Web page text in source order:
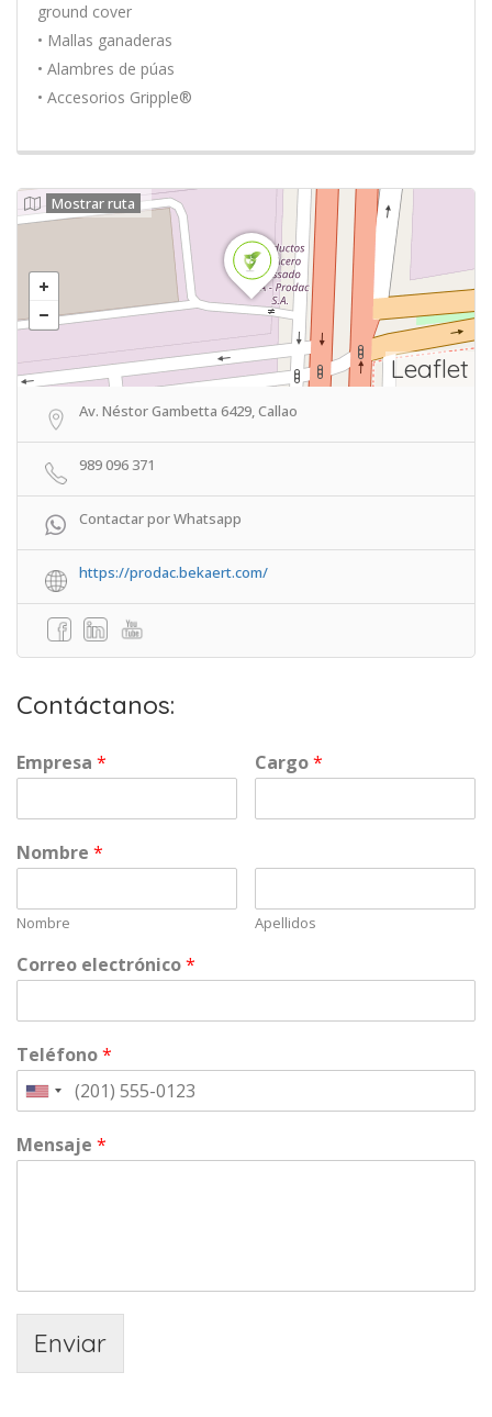
ground cover
• Mallas ganaderas
• Alambres de púas
• Accesorios Gripple®
Leaflet
Mostrar ruta
Av. Néstor Gambetta 6429, Callao
989 096 371
Contactar por Whatsapp
https://prodac.bekaert.com/
Contáctanos:
Empresa * Cargo*
Nombre *
Nombre Apellidos
Correo electrónico*
Teléfono*
Mensaje *
Enviar